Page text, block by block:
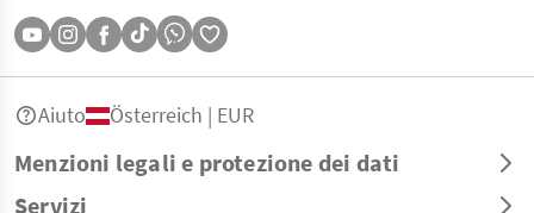
Menzioni legali e protezione dei dati
Servizi
Aiuto Österreich | EUR